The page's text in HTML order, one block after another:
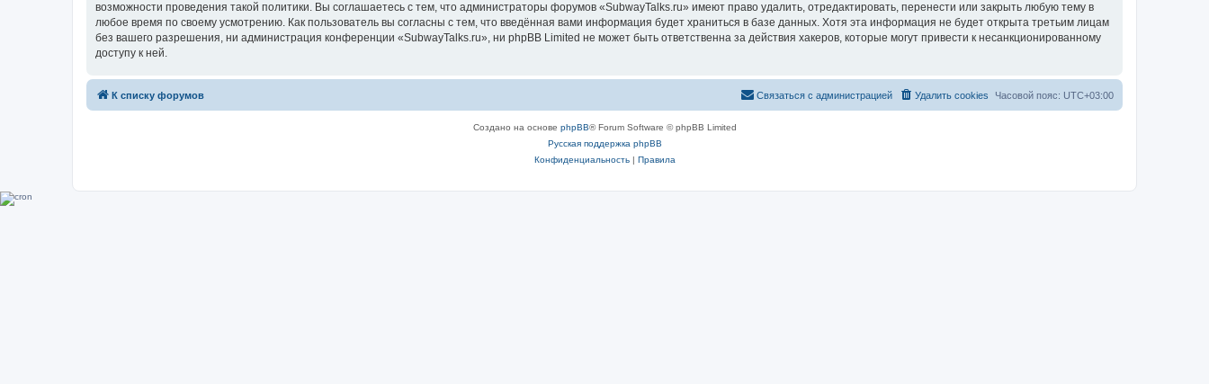
возможности проведения такой политики. Вы соглашаетесь с тем, что администраторы форумов «SubwayTalks.ru» имеют право удалить, отредактировать, перенести или закрыть любую тему в
любое время по своему усмотрению. Как пользователь вы согласны с тем, что введённая вами информация будет храниться в базе данных. Хотя эта информация не будет открыта третьим лицам
без вашего разрешения, ни администрация конференции «SubwayTalks.ru», ни phpBB Limited не может быть ответственна за действия хакеров, которые могут привести к несанкционированному
доступу к ней.
К списку форумов Часовой пояс: UTC+03:00
Удалить cookies
Связаться с администрацией
Создано на основе phpBB® Forum Software © phpBB Limited
Русская поддержка phpBB
Конфиденциальность| Правила